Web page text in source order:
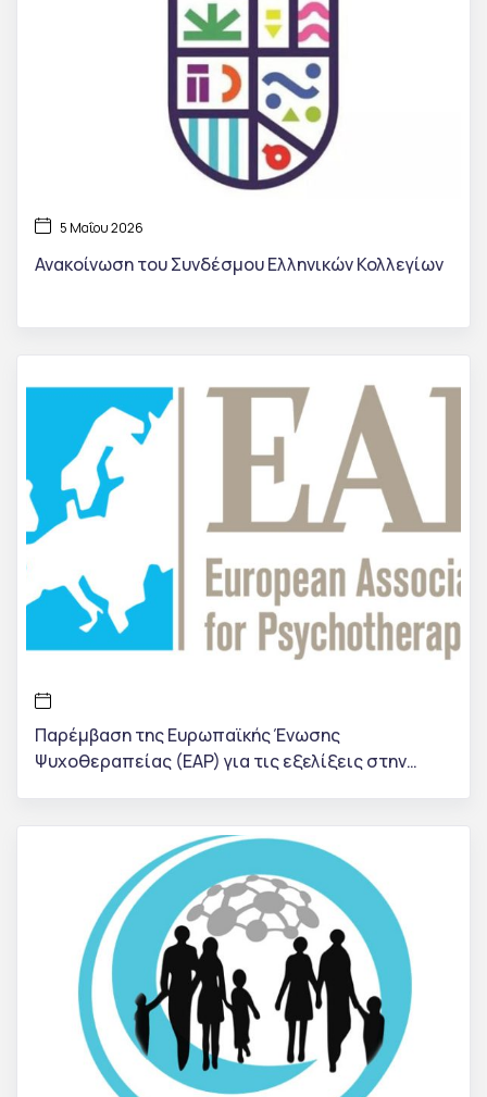
5 Μαΐου 2026
Ανακοίνωση του Συνδέσμου Ελληνικών Κολλεγίων
Παρέμβαση της Ευρωπαϊκής Ένωσης
Ψυχοθεραπείας (EAP) για τις εξελίξεις στην